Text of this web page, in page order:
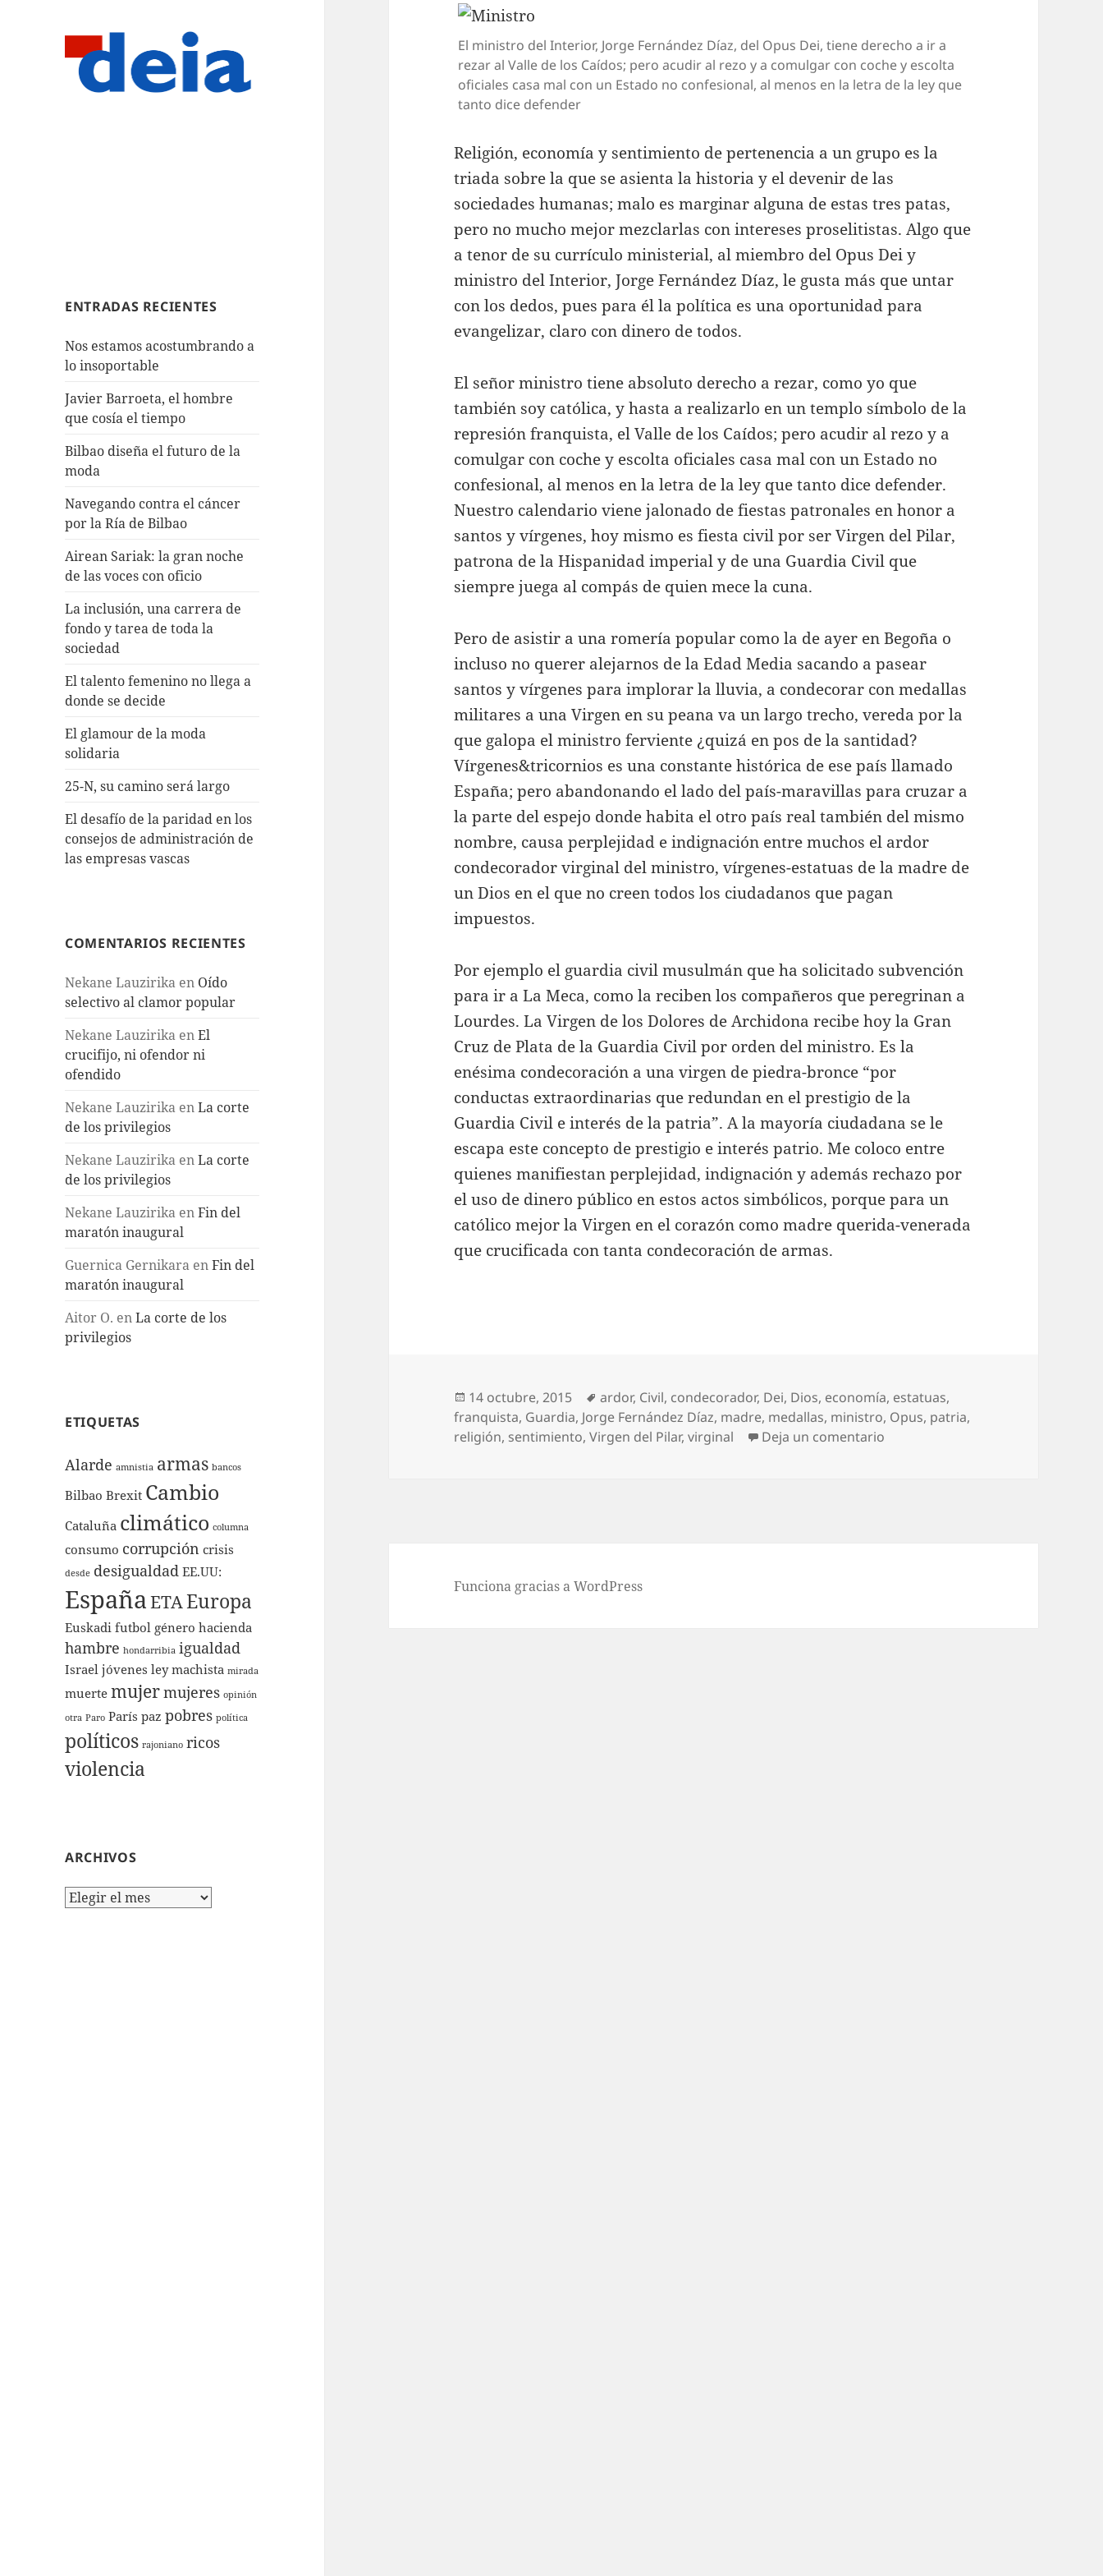
ENTRADAS RECIENTES
Nos estamos acostumbrando a
lo insoportable
Javier Barroeta, el hombre
que cosía el tiempo
Bilbao diseña el futuro de la
moda
Navegando contra el cáncer
por la Ría de Bilbao
Airean Sariak: la gran noche
de las voces con oficio
La inclusión, una carrera de
fondo y tarea de toda la
sociedad
El talento femenino no llega a
donde se decide
El glamour de la moda
solidaria
25-N, su camino será largo
El desafío de la paridad en los
consejos de administración de
las empresas vascas
COMENTARIOS RECIENTES
Nekane Lauzirika en Oído
selectivo al clamor popular
Nekane Lauzirika enEl
crucifijo, ni ofendor ni
ofendido
Nekane Lauzirika enLa corte
de los privilegios
Nekane Lauzirika enLa corte
de los privilegios
Nekane Lauzirika enFin del
maratón inaugural
Guernica Gernikara enFin del
maratón inaugural
Aitor O. enLa corte de los
privilegios
ETIQUETAS
Alarde amnistia armas bancos
Bilbao Brexit Cambio
Cataluña climático columna
consumo corrupción crisis
desde desigualdad EE.UU:
EspañaETAEuropa
Euskadi futbol género hacienda
hambre hondarribia igualdad
Israel jóvenes ley machista mirada
muerte mujermujeres opinión
otra Paro París paz pobres política
políticos rajoniano ricos
violencia
ARCHIVOS
Archivos
El ministro del Interior, Jorge Fernández Díaz, del Opus Dei, tiene derecho a ir a
rezar al Valle de los Caídos; pero acudir al rezo y a comulgar con coche y escolta
oficiales casa mal con un Estado no confesional, al menos en la letra de la ley que
tanto dice defender
Religión, economía y sentimiento de pertenencia a un grupo es la
triada sobre la que se asienta la historia y el devenir de las
sociedades humanas; malo es marginar alguna de estas tres patas,
pero no mucho mejor mezclarlas con intereses proselitistas. Algo que
a tenor de su currículo ministerial, al miembro del Opus Dei y
ministro del Interior, Jorge Fernández Díaz, le gusta más que untar
con los dedos, pues para él la política es una oportunidad para
evangelizar, claro con dinero de todos.
El señor ministro tiene absoluto derecho a rezar, como yo que
también soy católica, y hasta a realizarlo en un templo símbolo de la
represión franquista, el Valle de los Caídos; pero acudir al rezo y a
comulgar con coche y escolta oficiales casa mal con un Estado no
confesional, al menos en la letra de la ley que tanto dice defender.
Nuestro calendario viene jalonado de fiestas patronales en honor a
santos y vírgenes, hoy mismo es fiesta civil por ser Virgen del Pilar,
patrona de la Hispanidad imperial y de una Guardia Civil que
siempre juega al compás de quien mece la cuna.
Pero de asistir a una romería popular como la de ayer en Begoña o
incluso no querer alejarnos de la Edad Media sacando a pasear
santos y vírgenes para implorar la lluvia, a condecorar con medallas
militares a una Virgen en su peana va un largo trecho, vereda por la
que galopa el ministro ferviente ¿quizá en pos de la santidad?
Vírgenes&tricornios es una constante histórica de ese país llamado
España; pero abandonando el lado del país-maravillas para cruzar a
la parte del espejo donde habita el otro país real también del mismo
nombre, causa perplejidad e indignación entre muchos el ardor
condecorador virginal del ministro, vírgenes-estatuas de la madre de
un Dios en el que no creen todos los ciudadanos que pagan
impuestos.
Por ejemplo el guardia civil musulmán que ha solicitado subvención
para ir a La Meca, como la reciben los compañeros que peregrinan a
Lourdes. La Virgen de los Dolores de Archidona recibe hoy la Gran
Cruz de Plata de la Guardia Civil por orden del ministro. Es la
enésima condecoración a una virgen de piedra-bronce “por
conductas extraordinarias que redundan en el prestigio de la
Guardia Civil e interés de la patria”. A la mayoría ciudadana se le
escapa este concepto de prestigio e interés patrio. Me coloco entre
quienes manifiestan perplejidad, indignación y además rechazo por
el uso de dinero público en estos actos simbólicos, porque para un
católico mejor la Virgen en el corazón como madre querida-venerada
que crucificada con tanta condecoración de armas.
Publicado
el
14 octubre, 2015 Etiquetas
ardor, Civil, condecorador, Dei, Dios, economía, estatuas,
franquista, Guardia, Jorge Fernández Díaz, madre, medallas, ministro, Opus, patria,
religión, sentimiento,Virgen del Pilar,virginal Deja un comentario
Funciona gracias a WordPress